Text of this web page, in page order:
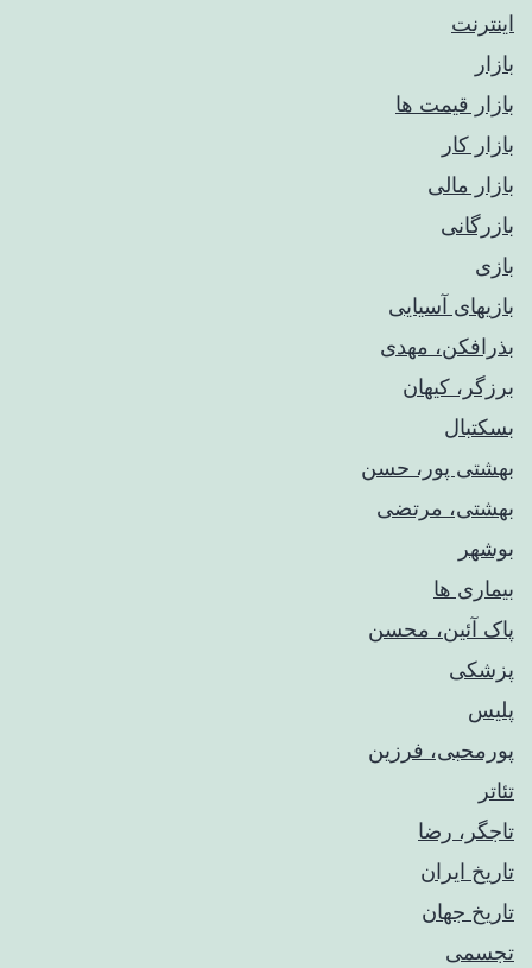
اینترنت
بازار
بازار قیمت ها
بازار کار
بازار مالی
بازرگانی
بازی
بازیهای آسیایی
بذرافکن، مهدی
برزگر، کیهان
بسکتبال
بهشتی پور، حسن
بهشتی، مرتضی
بوشهر
بیماری ها
پاک آئین، محسن
پزشکی
پلیس
پورمحبی، فرزین
تئاتر
تاجگر، رضا
تاریخ ایران
تاریخ جهان
تجسمی